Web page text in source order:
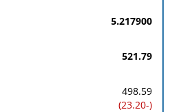
5.217900
521.79
498.59
(-23.20)